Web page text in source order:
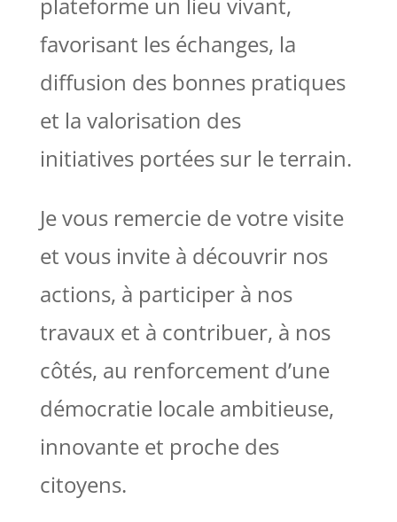
favorisant les échanges, la
diffusion des bonnes pratiques
et la valorisation des
initiatives portées sur le terrain.
Je vous remercie de votre visite
et vous invite à découvrir nos
actions, à participer à nos
travaux et à contribuer, à nos
côtés, au renforcement d’une
démocratie locale ambitieuse,
innovante et proche des
citoyens.